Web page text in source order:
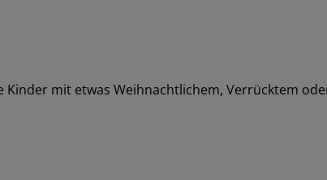
mit etwas Weihnachtlichem, Verrücktem